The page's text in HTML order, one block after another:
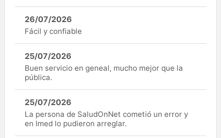
26/07/2026
Fácil y confiable
25/07/2026
Buen servicio en geneal, mucho mejor que la
pública.
25/07/2026
La persona de SaludOnNet cometió un error y
en Imed lo pudieron arreglar.